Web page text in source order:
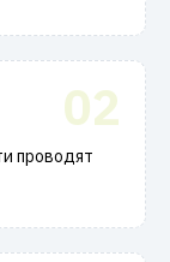
02
проводят